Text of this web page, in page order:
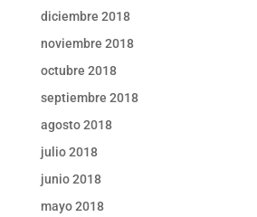
diciembre 2018
noviembre 2018
octubre 2018
septiembre 2018
agosto 2018
julio 2018
junio 2018
mayo 2018